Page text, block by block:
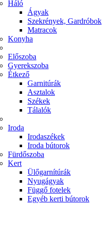
Háló
Ágyak
Szekrények, Gardróbok
Matracok
Konyha
Előszoba
Gyerekszoba
Étkező
Garnitúrák
Asztalok
Székek
Tálalók
Iroda
Irodaszékek
Iroda bútorok
Fürdőszoba
Kert
Ülőgarnítúrák
Nyugágyak
Függő fotelek
Egyéb kerti bútorok